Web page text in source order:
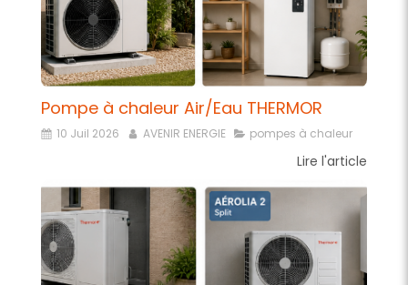
Pompe à chaleur Air/Eau THERMOR
10 Juil 2026 AVENIR ENERGIE pompes à chaleur
Lire l'article